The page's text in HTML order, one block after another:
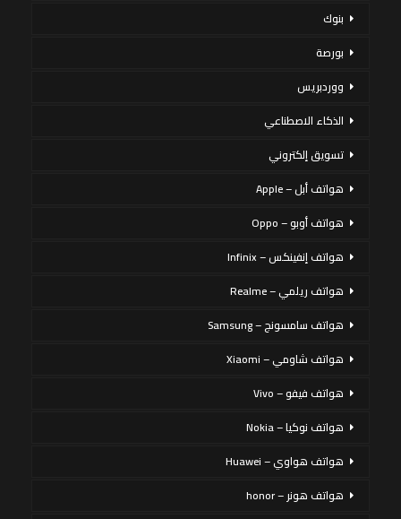
بنوك
بورصة
ووردبريس
الذكاء الاصطناعي
تسويق إلكتروني
هواتف أبل – Apple
هواتف أوبو – Oppo
هواتف إنفينكس – Infinix
هواتف ريلمي – Realme
هواتف سامسونج – Samsung
هواتف شاومي – Xiaomi
هواتف فيفو – Vivo
هواتف نوكيا – Nokia
هواتف هواوي – Huawei
هواتف هونر – honor